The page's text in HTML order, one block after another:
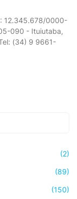
12.345.678/0000-
090 - Ituiutaba,
(34) 9 9661-
(2)
(89)
(150)